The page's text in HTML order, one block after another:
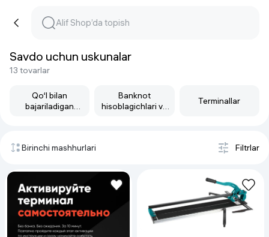
Savdo uchun uskunalar
13 tovarlar
Qo‘l bilan
bajariladigan
Banknot
hisoblagichlari va
Terminallar
Birinchi mashhurlari Filtrlar